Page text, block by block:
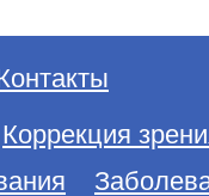
Коррекция